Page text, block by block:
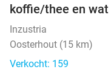
koffie/thee en
Inzustria
Oosterhout (15 km)
Verkocht: 159